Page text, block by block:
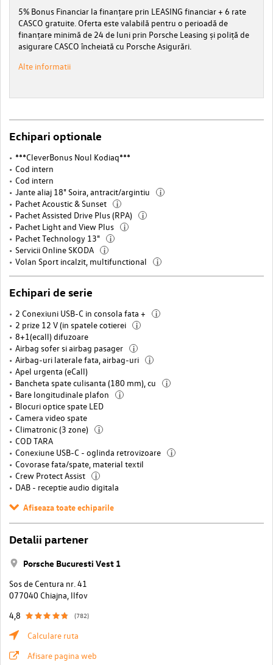
5% Bonus Financiar la finanțare prin LEASING financiar + 6 rate
CASCO gratuite. Oferta este valabilă pentru o perioadă de
finanțare minimă de 24 de luni prin Porsche Leasing și poliță de
asigurare CASCO încheiată cu Porsche Asigurări.
Alte informatii
Echipari optionale
***CleverBonus Noul Kodiaq***
Cod intern
Cod intern
Jante aliaj 18" Soira, antracit/argintiu
i
Pachet Acoustic & Sunset i
Pachet Assisted Drive Plus (RPA) i
Pachet Light and View Plus i
Pachet Technology 13" i
Servicii Online SKODA i
Volan Sport incalzit, multifunctional i
Echipari de serie
2 Conexiuni USB-C in consola fata + i
2 prize 12 V (in spatele cotierei i
8+1(ecall) difuzoare
Airbag sofer si airbag pasager
i
Airbag-uri laterale fata, airbag-uri i
Apel urgenta (eCall)
Bancheta spate culisanta (180 mm), cu
i
Bare longitudinale plafon i
Blocuri optice spate LED
Camera video spate
Climatronic (3 zone)
i
COD TARA
Conexiune USB-C - oglinda retrovizoare
i
Covorase fata/spate, material textil
Crew Protect Assist
i
DAB - receptie audio digitala
Afiseaza toate echiparile
Detalii partener
Porsche Bucuresti Vest 1
Sos de Centura nr. 41
077040 Chiajna, llfov
4,8
(782)
Calculare ruta
Afisare pagina web